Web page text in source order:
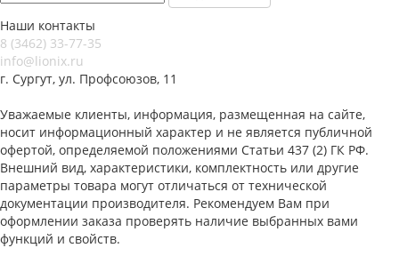
Наши контакты
8 (3462) 33-77-35
info@lionix.ru
г. Сургут, ул. Профсоюзов, 11
Уважаемые клиенты, информация, размещенная на сайте,
носит информационный характер и не является публичной
офертой, определяемой положениями Статьи 437 (2) ГК РФ.
Внешний вид, характеристики, комплектность или другие
параметры товара могут отличаться от технической
документации производителя. Рекомендуем Вам при
оформлении заказа проверять наличие выбранных вами
функций и свойств.